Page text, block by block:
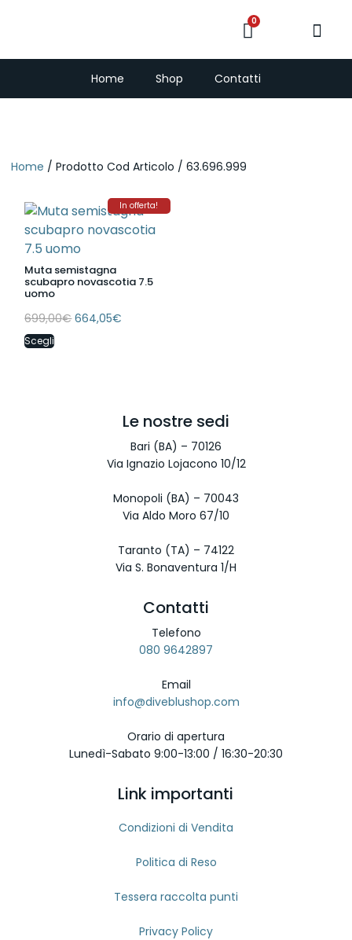
0
Home Shop Contatti
Home / Prodotto Cod Articolo / 63.696.999
In offerta!
Muta semistagna
scubapro novascotia 7.5
uomo
699,00€ 664,05€
Scegli
Le nostre sedi
Bari (BA) – 70126
Via Ignazio Lojacono 10/12
Monopoli (BA) – 70043
Via Aldo Moro 67/10
Taranto (TA) – 74122
Via S. Bonaventura 1/H
Contatti
Telefono
080 9642897
Email
info@diveblushop.com
Orario di apertura
Lunedì-Sabato 9:00-13:00 / 16:30-20:30
Link importanti
Condizioni di Vendita
Politica di Reso
Tessera raccolta punti
Privacy Policy